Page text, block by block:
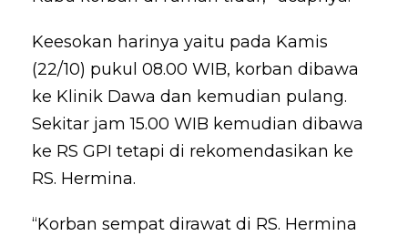
Keesokan harinya yaitu pada Kamis
(22/10) pukul 08.00 WIB, korban dibawa
ke Klinik Dawa dan kemudian pulang.
Sekitar jam 15.00 WIB kemudian dibawa
ke RS GPI tetapi di rekomendasikan ke
RS. Hermina.
“Korban sempat dirawat di RS. Hermina